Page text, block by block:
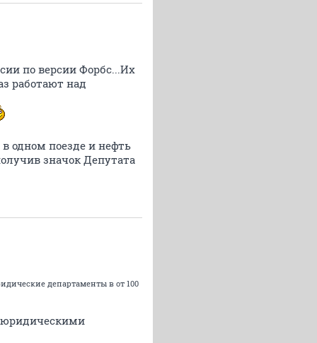
по версии Форбс...Их
работают над
одном поезде и нефть
значок Депутата
департаменты в от 100
юридическими